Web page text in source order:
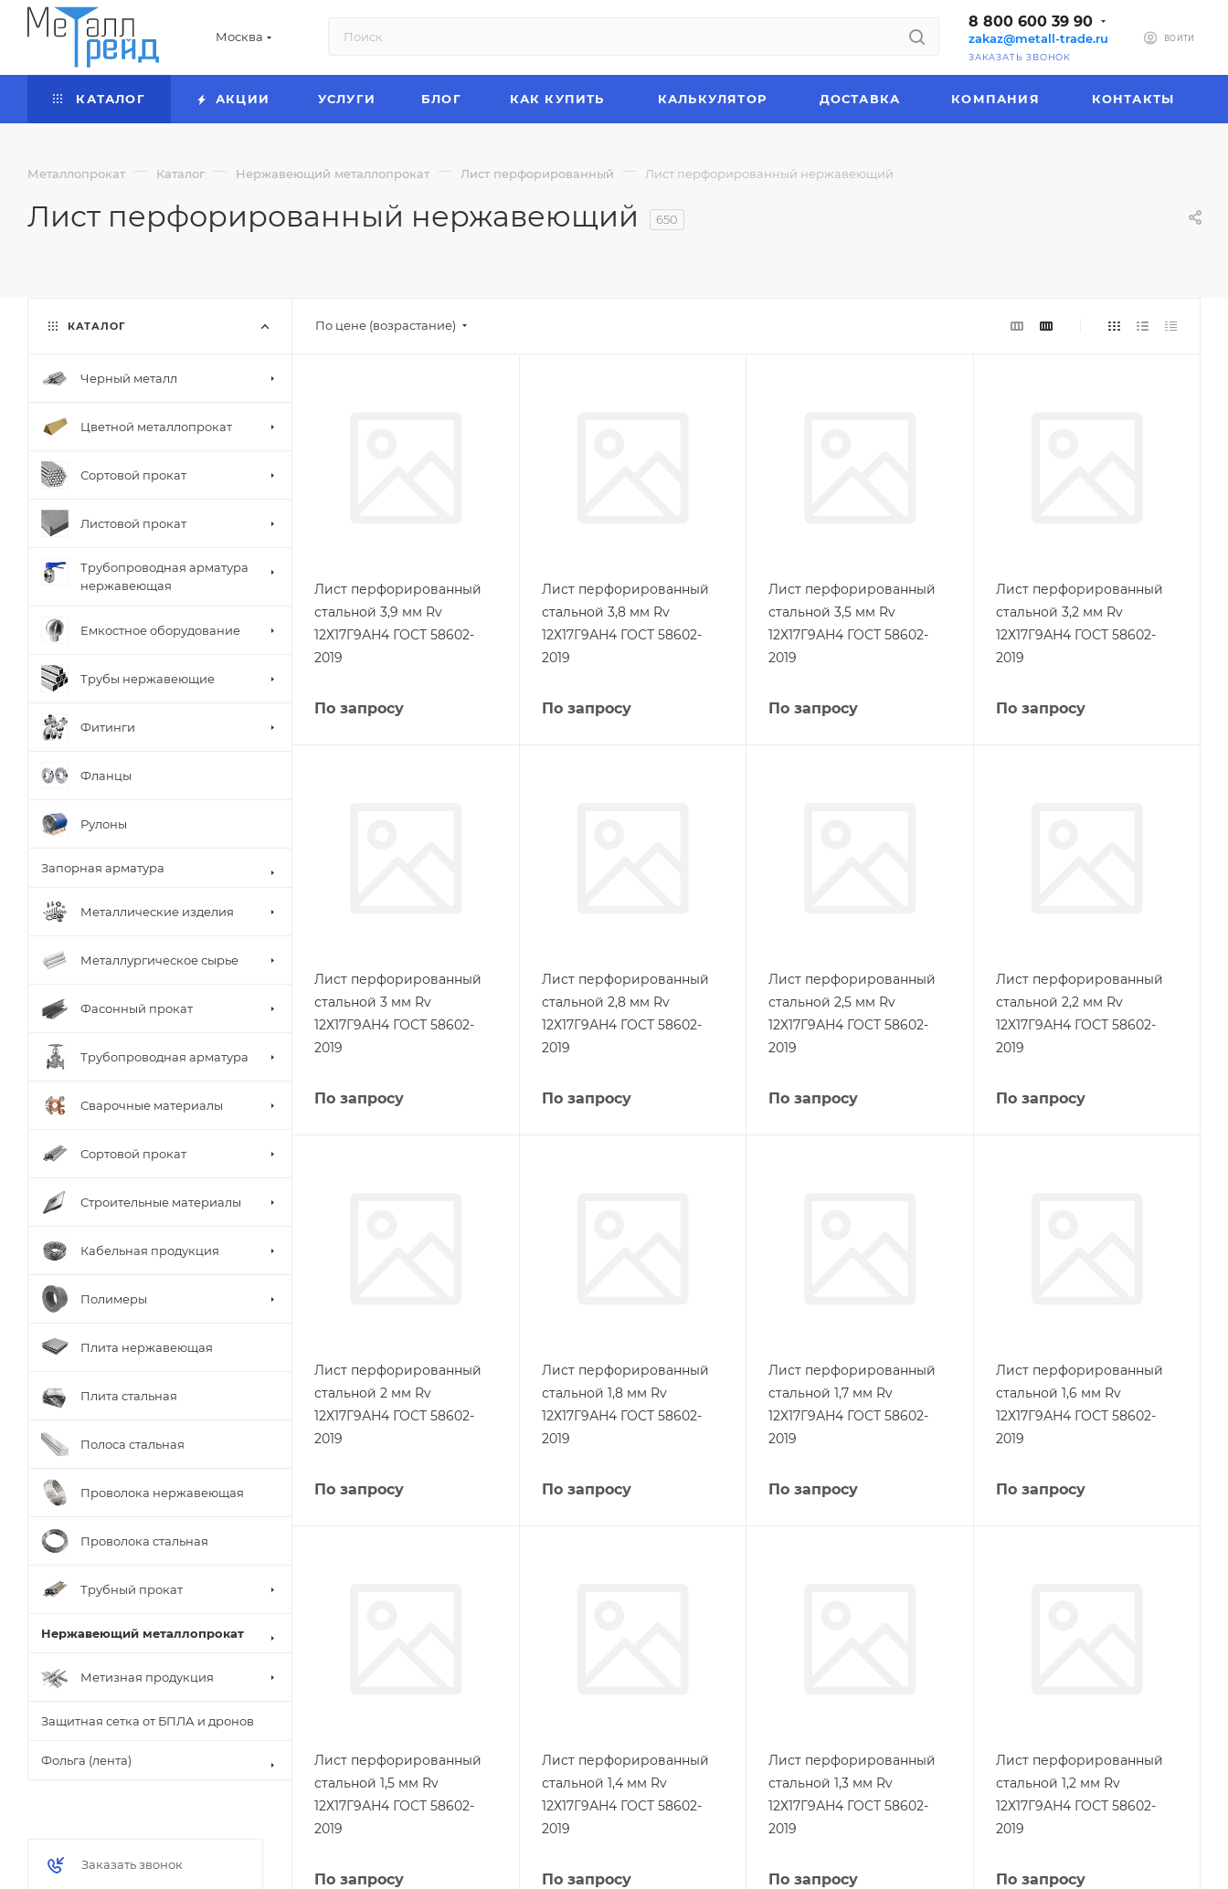
Москва
8 800 600 39 90
zakaz@metall-trade.ru
ЗАКАЗАТЬ ЗВОНОК
ВОЙТИ
КАТАЛОГ АКЦИИ УСЛУГИ БЛОГ КАК КУПИТЬ КАЛЬКУЛЯТОР ДОСТАВКА КОМПАНИЯ КОНТАКТЫ
Металлопрокат — Каталог — Нержавеющий металлопрокат — Лист перфорированный — Лист перфорированный нержавеющий
Лист перфорированный нержавеющий 650
По цене (возрастание)
Лист перфорированный
стальной 3,9 мм Rv
12Х17Г9АН4 ГОСТ 58602-
2019
По запросу
Лист перфорированный
стальной 3,8 мм Rv
12Х17Г9АН4 ГОСТ 58602-
2019
По запросу
Лист перфорированный
стальной 3,5 мм Rv
12Х17Г9АН4 ГОСТ 58602-
2019
По запросу
Лист перфорированный
стальной 3,2 мм Rv
12Х17Г9АН4 ГОСТ 58602-
2019
По запросу
Лист перфорированный
стальной 3 мм Rv
12Х17Г9АН4 ГОСТ 58602-
2019
По запросу
Лист перфорированный
стальной 2,8 мм Rv
12Х17Г9АН4 ГОСТ 58602-
2019
По запросу
Лист перфорированный
стальной 2,5 мм Rv
12Х17Г9АН4 ГОСТ 58602-
2019
По запросу
Лист перфорированный
стальной 2,2 мм Rv
12Х17Г9АН4 ГОСТ 58602-
2019
По запросу
Лист перфорированный
стальной 2 мм Rv
12Х17Г9АН4 ГОСТ 58602-
2019
По запросу
Лист перфорированный
стальной 1,8 мм Rv
12Х17Г9АН4 ГОСТ 58602-
2019
По запросу
Лист перфорированный
стальной 1,7 мм Rv
12Х17Г9АН4 ГОСТ 58602-
2019
По запросу
Лист перфорированный
стальной 1,6 мм Rv
12Х17Г9АН4 ГОСТ 58602-
2019
По запросу
Лист перфорированный
стальной 1,5 мм Rv
12Х17Г9АН4 ГОСТ 58602-
2019
По запросу
Лист перфорированный
стальной 1,4 мм Rv
12Х17Г9АН4 ГОСТ 58602-
2019
По запросу
Лист перфорированный
стальной 1,3 мм Rv
12Х17Г9АН4 ГОСТ 58602-
2019
По запросу
Лист перфорированный
стальной 1,2 мм Rv
12Х17Г9АН4 ГОСТ 58602-
2019
По запросу
КАТАЛОГ
Черный металл
Цветной металлопрокат
Сортовой прокат
Листовой прокат
Трубопроводная арматура
нержавеющая
Емкостное оборудование
Трубы нержавеющие
Фитинги
Фланцы
Рулоны
Запорная арматура
Металлические изделия
Металлургическое сырье
Фасонный прокат
Трубопроводная арматура
Сварочные материалы
Сортовой прокат
Строительные материалы
Кабельная продукция
Полимеры
Плита нержавеющая
Плита стальная
Полоса стальная
Проволока нержавеющая
Проволока стальная
Трубный прокат
Нержавеющий металлопрокат
Метизная продукция
Защитная сетка от БПЛА и дронов
Фольга (лента)
Заказать звонок